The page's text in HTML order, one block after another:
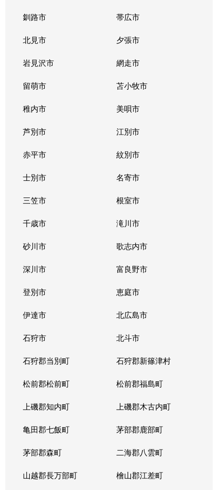
釧路市 帯広市
北見市 夕張市
岩見沢市 網走市
留萌市 苫小牧市
稚内市 美唄市
芦別市 江別市
赤平市 紋別市
士別市 名寄市
三笠市 根室市
千歳市 滝川市
砂川市 歌志内市
深川市 富良野市
登別市 恵庭市
伊達市 北広島市
石狩市 北斗市
石狩郡当別町 石狩郡新篠津村
松前郡松前町 松前郡福島町
上磯郡知内町 上磯郡木古内町
亀田郡七飯町 茅部郡鹿部町
茅部郡森町 二海郡八雲町
山越郡長万部町 檜山郡江差町